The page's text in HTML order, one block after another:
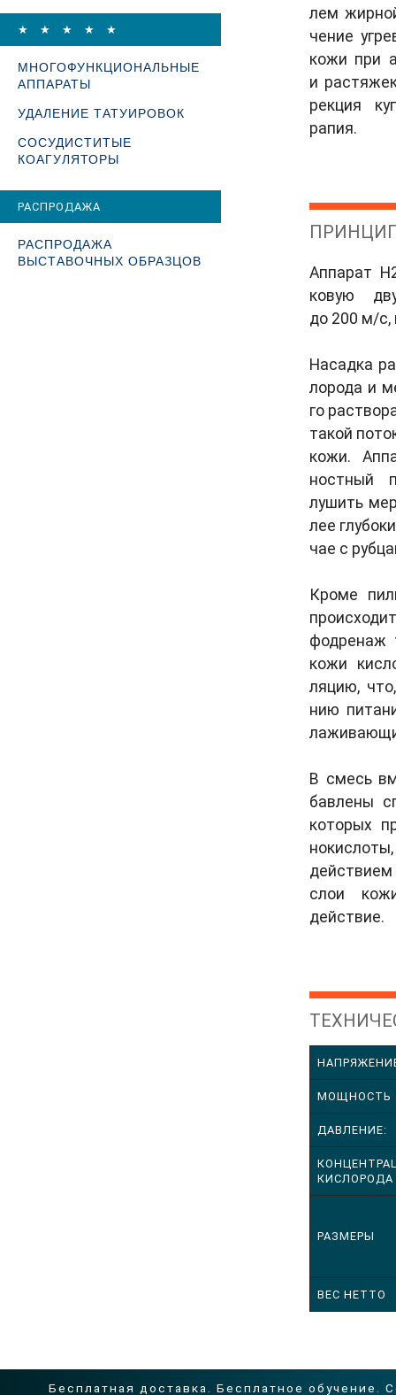
лем
чение
ко­жи при
и
рекция
рапия.
Ап­па­рат
ковую
до 200 м/с,
На­сад­ка
ло­рода и
го
та­кой
ко­жи.
ностный
лушить
лее
чае с
Кро­ме
фодре­наж
ко­жи
ляцию,
нию
В смесь
бав­ле­ны
ко­торых
слои
действие.
МОЩНОСТЬ
ДАВЛЕНИЕ:
КИСЛОРОДА
РАЗМЕРЫ
ВЕС НЕТТО
★ ★ ★ ★ ★
МНОГОФУНКЦИОНАЛЬНЫЕ
АППАРАТЫ
УДАЛЕНИЕ ТАТУИРОВОК
СОСУДИСТИТЫЕ
КОАГУЛЯТОРЫ
РАСПРОДАЖА
РАСПРОДАЖА
ВЫСТАВОЧНЫХ ОБРАЗЦОВ
Бесплатная доставка. Бесплатное обучение.